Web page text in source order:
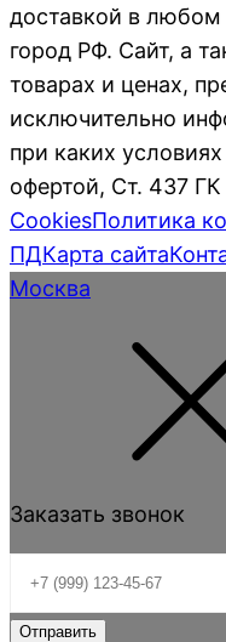
доставкой в
город РФ. Сайт, а
товарах и ценах,
исключительно
при каких
офертой, Ст. 437
CookiesПолитика
ПДКарта сайта
Москва
Заказать звонок